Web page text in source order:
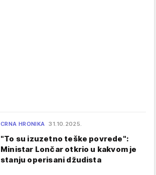
CRNA HRONIKA 31.10.2025.
"To su izuzetno teške povrede":
Ministar Lončar otkrio u kakvom je
stanju operisani džudista